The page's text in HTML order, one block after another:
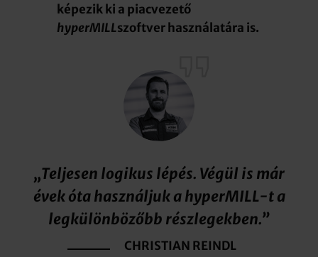
képezik ki a piacvezető
hyperMILLszoftver használatára is.
„Teljesen logikus lépés. Végül is már
évek óta használjuk a hyperMILL-t a
legkülönbözőbb részlegekben.”
CHRISTIAN REINDL